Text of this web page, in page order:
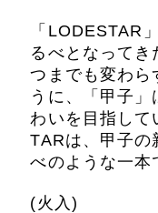
「LODESTAR
るべとなってき
つまでも変わら
うに、「甲子
わいを目指し
TARは、甲子の
べのような一本
(火入)